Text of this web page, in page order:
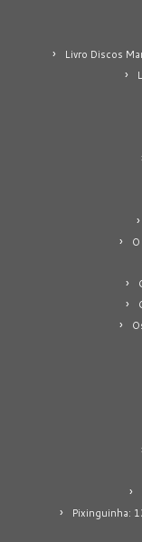
Livro Discos
Pixinguinha: